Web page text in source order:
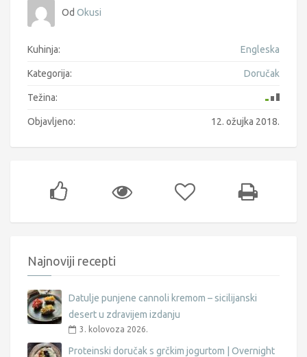
Od Okusi
Kuhinja: Engleska
Kategorija: Doručak
Težina:
Objavljeno: 12. ožujka 2018.
Najnoviji recepti
Datulje punjene cannoli kremom – sicilijanski
desert u zdravijem izdanju
3. kolovoza 2026.
Proteinski doručak s grčkim jogurtom | Overnight